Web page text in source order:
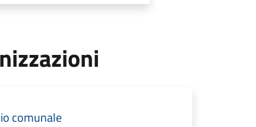
comunale